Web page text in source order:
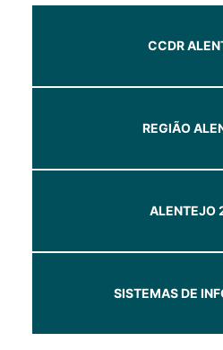
CCDR
REGIÃO
ALENTEJO
SISTEMAS DE